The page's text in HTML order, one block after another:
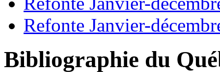
Refonte Janvier-
Bibliographie du